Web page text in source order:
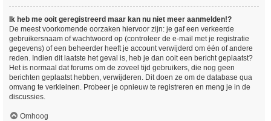
Ik heb me ooit geregistreerd maar kan nu niet meer aanmelden!?
De meest voorkomende oorzaken hiervoor zijn: je gaf een verkeerde
gebruikersnaam of wachtwoord op (controleer de e-mail met je registratie
gegevens) of een beheerder heeft je account verwijderd om één of andere
reden. Indien dit laatste het geval is, heb je dan ooit een bericht geplaatst?
Het is normaal dat forums om de zoveel tijd gebruikers, die nog geen
berichten geplaatst hebben, verwijderen. Dit doen ze om de database qua
omvang te verkleinen. Probeer je opnieuw te registreren en meng je in de
discussies.
Omhoog